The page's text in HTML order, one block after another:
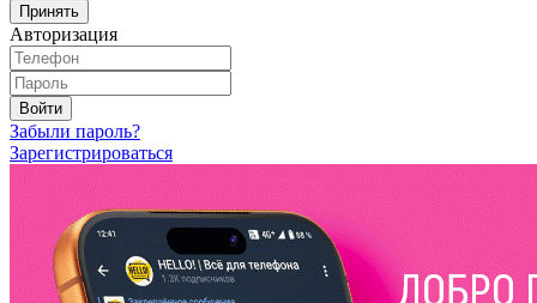
Принять
Авторизация
Войти
Забыли пароль?
Зарегистрироваться